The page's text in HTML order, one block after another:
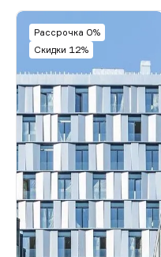
Рассрочка 0%
Скидки 12%